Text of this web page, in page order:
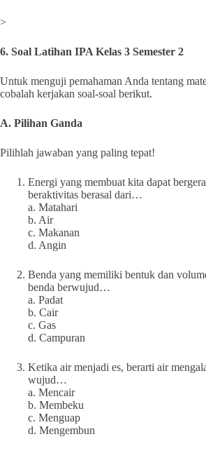
>
6. Soal Latihan IPA Kelas 3 Semester 2
Untuk menguji pemahaman Anda tentang
cobalah kerjakan soal-soal berikut.
A. Pilihan Ganda
Pilihlah jawaban yang paling tepat!
Energi yang membuat kita dapat
beraktivitas berasal dari…
a. Matahari
b. Air
c. Makanan
d. Angin
Benda yang memiliki bentuk dan
benda berwujud…
a. Padat
b. Cair
c. Gas
d. Campuran
Ketika air menjadi es, berarti air
wujud…
a. Mencair
b. Membeku
c. Menguap
d. Mengembun